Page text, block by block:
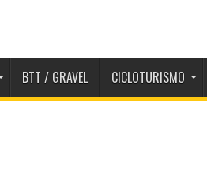
BTT / GRAVEL CICLOTURISMO